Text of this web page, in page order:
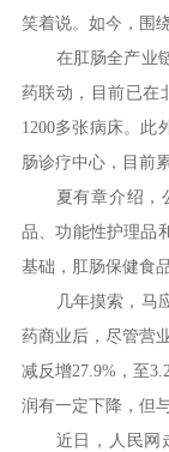
笑着说。如今，围
在肛肠全产业
药联动，目前已在
1200多张病床。此
肠诊疗中心，目前
夏有章介绍，
品、功能性护理品
基础，肛肠保健食
几年摸索，马
药商业后，尽管营
减反增27.9%，至
润有一定下降，但
近日，人民网